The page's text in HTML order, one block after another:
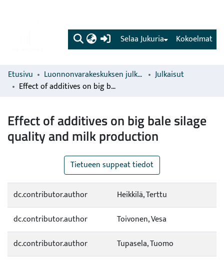
(current) Kokoelmat
Selaa Jukuria
Etusivu Luonnonvarakeskuksen julkaisut
Julkaisut
Effect of additives on big bale silage quality and milk production
Effect of additives on big bale silage
quality and milk production
Tietueen suppeat tiedot
dc.contributor.author
Heikkilä, Terttu
dc.contributor.author
Toivonen, Vesa
dc.contributor.author
Tupasela, Tuomo